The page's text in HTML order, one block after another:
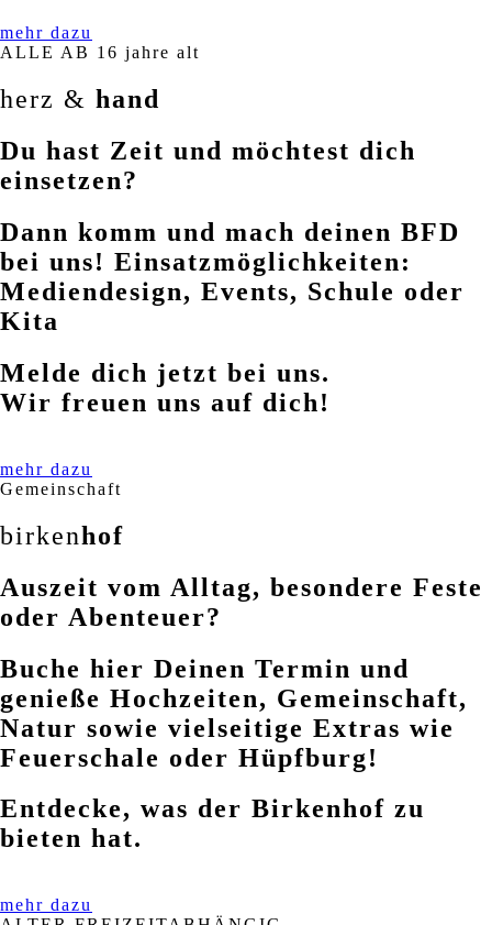
mehr dazu
ALLE AB 16 jahre alt
herz & hand
Du hast Zeit und möchtest dich
einsetzen?
Dann komm und mach deinen BFD
bei uns! Einsatzmöglichkeiten:
Mediendesign, Events, Schule oder
Kita
Melde dich jetzt bei uns.
Wir freuen uns auf dich!
mehr dazu
Gemeinschaft
birkenhof
Auszeit vom Alltag, besondere Feste
oder Abenteuer?
Buche hier Deinen Termin und
genieße Hochzeiten, Gemeinschaft,
Natur sowie vielseitige Extras wie
Feuerschale oder Hüpfburg!
Entdecke, was der Birkenhof zu
bieten hat.
mehr dazu